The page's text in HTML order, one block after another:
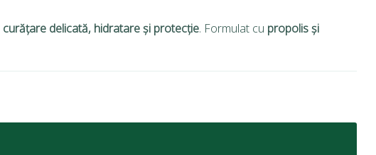
curățare delicată, hidratare și protecție. Formulat cu propolis și